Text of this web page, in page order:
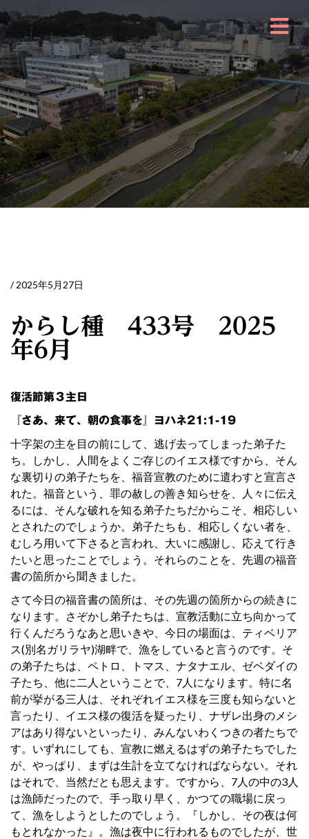
/ 2025年5月27日
からし種 433号 2025
年6月
復活節第３主日
『さあ、来て、朝の食事を』ヨハネ21:1-19
十字架の主を目の前にして、逃げ去ってしまった弟子た
ち。しかし、人間をよくご存じのイエス様ですから、そん
な裏切りの弟子たちを、福音宣教のために遣わすと宣言さ
れた。福音という、罪の赦しの善き知らせを、人々に伝え
るには、そんな破れを知る弟子たちだからこそ、相応しい
とされたのでしょうか。弟子たちも、相応しくない者を、
むしろ用いて下さると言われ、大いに感謝し、応えて行き
たいと思ったことでしょう。それらのことを、先週の福音
書の箇所から聞きました。
さて今日の福音書の箇所は、その先週の箇所からの続きに
なります。さぞかし弟子たちは、宣教活動に立ち向かって
行くんだろうなあと思いきや、今日の場面は、ティベリア
ス(別名ガリラヤ)湖畔で、漁をしていると言うのです。そ
の弟子たちは、ペトロ、トマス、ナタナエル、ゼベダイの
子たち、他に二人ということで、7人になります。特に名
前が挙がる三人は、それぞれイエス様を三度も知らないと
言ったり、イエス様の復活を疑ったり、ナザレ出身のメシ
アはあり得ないといったり、みんないわくつきの者たちで
す。いずれにしても、宣教に燃えるはずの弟子たちでした
が、やっぱり、まずは生計を立てなければならない。それ
はそれで、当然だとも思えます。ですから、7人の中の3人
は漁師だったので、手っ取り早く、かつての職場に戻っ
て、漁をしようとしたのでしょう。『しかし、その夜は何
もとれなかった』。漁は夜中に行われるものでしたが、世